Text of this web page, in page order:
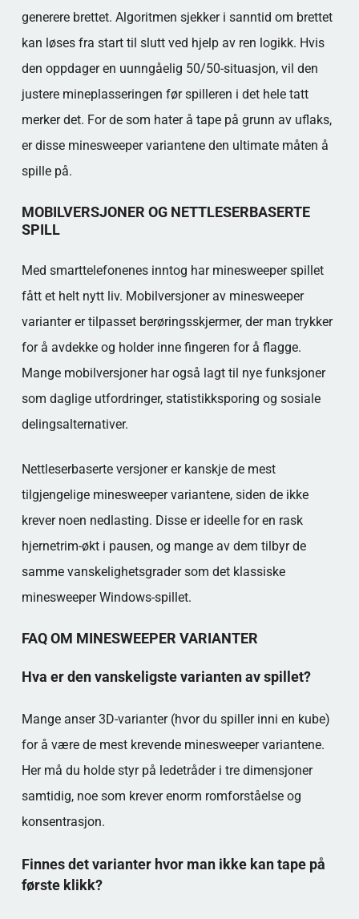
generere brettet. Algoritmen sjekker i sanntid om brettet
kan løses fra start til slutt ved hjelp av ren logikk. Hvis
den oppdager en uunngåelig 50/50-situasjon, vil den
justere mineplasseringen før spilleren i det hele tatt
merker det. For de som hater å tape på grunn av uflaks,
er disse minesweeper variantene den ultimate måten å
spille på.
MOBILVERSJONER OG NETTLESERBASERTE
SPILL
Med smarttelefonenes inntog har minesweeper spillet
fått et helt nytt liv. Mobilversjoner av minesweeper
varianter er tilpasset berøringsskjermer, der man trykker
for å avdekke og holder inne fingeren for å flagge.
Mange mobilversjoner har også lagt til nye funksjoner
som daglige utfordringer, statistikksporing og sosiale
delingsalternativer.
Nettleserbaserte versjoner er kanskje de mest
tilgjengelige minesweeper variantene, siden de ikke
krever noen nedlasting. Disse er ideelle for en rask
hjernetrim-økt i pausen, og mange av dem tilbyr de
samme vanskelighetsgrader som det klassiske
minesweeper Windows-spillet.
FAQ OM MINESWEEPER VARIANTER
Hva er den vanskeligste varianten av spillet?
Mange anser 3D-varianter (hvor du spiller inni en kube)
for å være de mest krevende minesweeper variantene.
Her må du holde styr på ledetråder i tre dimensjoner
samtidig, noe som krever enorm romforståelse og
konsentrasjon.
Finnes det varianter hvor man ikke kan tape på
første klikk?